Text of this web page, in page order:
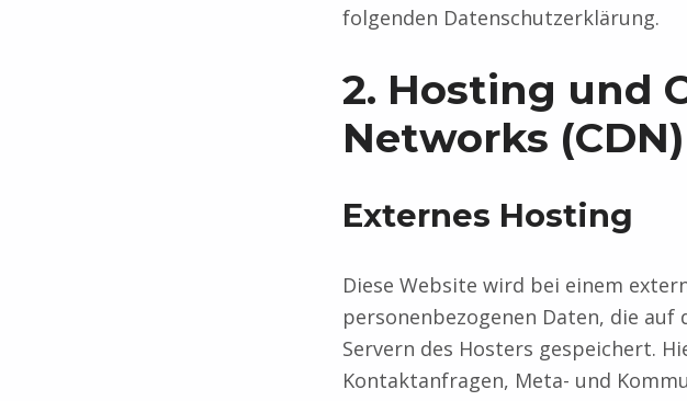
folgenden Datenschutzerklärung.
2. Hosting und
Networks (CDN)
Externes Hosting
Diese Website wird bei einem
personenbezogenen Daten, die
Servern des Hosters gespeichert.
Kontaktanfragen, Meta- und